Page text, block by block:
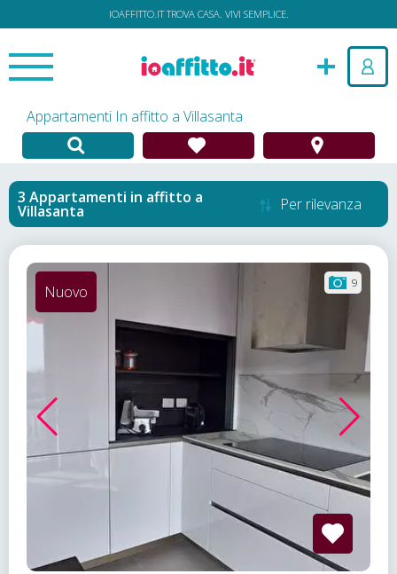
IOAFFITTO.IT TROVA CASA. VIVI SEMPLICE.
Appartamenti In affitto a Villasanta
Appartamenti in affitto a
Villasanta Per rilevanza
9
Nuovo